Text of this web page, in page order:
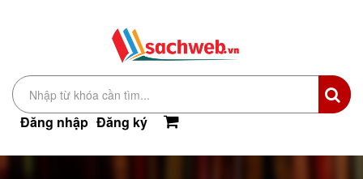
Đăng nhập Đăng ký